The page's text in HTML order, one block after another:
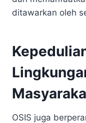
ditawarkan oleh
OSIS juga